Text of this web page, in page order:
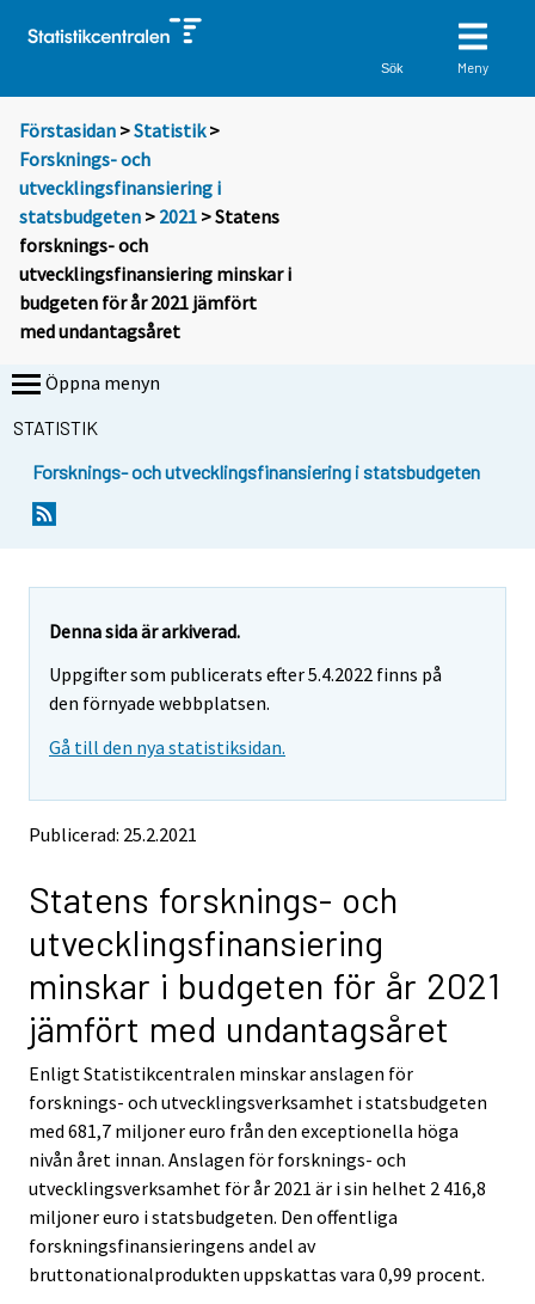
Sök Meny
Förstasidan >Statistik >
Forsknings- och
utvecklingsfinansiering i
statsbudgeten > 2021 > Statens
forsknings- och
utvecklingsfinansiering minskar i
budgeten för år 2021 jämfört
med undantagsåret
Öppna menyn
STATISTIK
Forsknings- och utvecklingsfinansiering i statsbudgeten
Denna sida är arkiverad.
Uppgifter som publicerats efter 5.4.2022 finns på
den förnyade webbplatsen.
Gå till den nya statistiksidan.
Publicerad: 25.2.2021
Statens forsknings- och
utvecklingsfinansiering
minskar i budgeten för år 2021
jämfört med undantagsåret
Enligt Statistikcentralen minskar anslagen för
forsknings- och utvecklingsverksamhet i statsbudgeten
med 681,7 miljoner euro från den exceptionella höga
nivån året innan. Anslagen för forsknings- och
utvecklingsverksamhet för år 2021 är i sin helhet 2 416,8
miljoner euro i statsbudgeten. Den offentliga
forskningsfinansieringens andel av
bruttonationalprodukten uppskattas vara 0,99 procent.